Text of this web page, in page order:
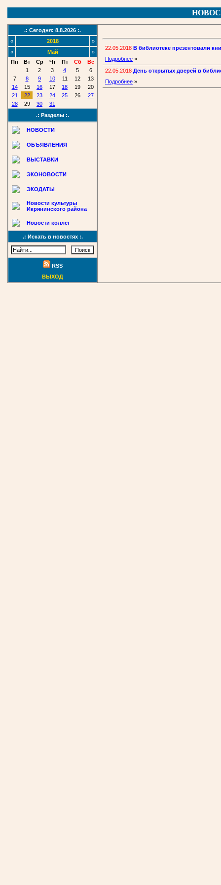
.: Сегодня: 8.8.2026 :.
«
2018
»
«
Май
»
Пн
Вт Ср Чт Пт Сб
Вс
1
2 3 4 5
6
7
8 9 10 11 12
13
14
15 16 17 18 19
20
21
22 23 24 25 26
27
28
29 30
31
.: Разделы :.
НОВОСТИ
ОБЪЯВЛЕНИЯ
ВЫСТАВКИ
ЭКОНОВОСТИ
ЭКОДАТЫ
Новости культуры
Икрянинского района
Новости коллег
.: Искать в новостях :.
RSS
ВЫХОД
22.05.2018 В библиотеке презентовали
Подробнее »
22.05.2018 День открытых дверей в
Подробнее »